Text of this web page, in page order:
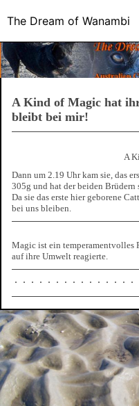
A Kind of Magic hat
bleibt bei mir!
A
Dann um 2.19 Uhr kam sie, das
305g und hat der beiden
Da sie das erste hier geborene
bei uns bleiben.
Magic ist ein temperamentvolles
auf ihre Umwelt reagierte.
The Dream of Wanambi